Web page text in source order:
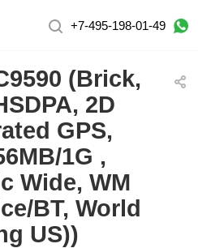
+7-495-198-01-49
(Brick,
2D
GPS,
1G ,
Wide, WM
BT, World
US))